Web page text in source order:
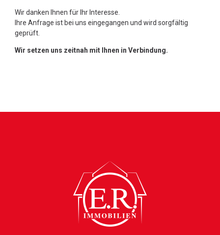
Wir danken Ihnen für Ihr Interesse.
Ihre Anfrage ist bei uns eingegangen und wird sorgfältig
geprüft.
Wir setzen uns zeitnah mit Ihnen in Verbindung.